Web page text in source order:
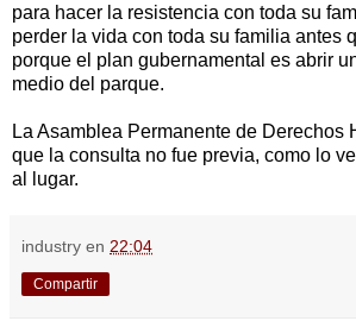
para hacer la resistencia con toda su
perder la vida con toda su familia antes
porque el plan gubernamental es abrir
medio del parque.
La Asamblea Permanente de Derechos
que la consulta no fue previa, como lo
al lugar.
industry en 22:04
Compartir